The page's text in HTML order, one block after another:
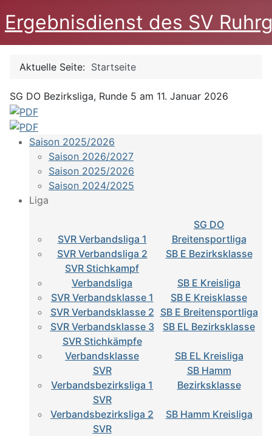
Ergebnisdienst des SV
Aktuelle Seite: Startseite
SG DO Bezirksliga, Runde 5 am 11. Januar 2026
Saison 2025/2026
Saison 2026/2027
Saison 2025/2026
Saison 2024/2025
Liga
SVR Verbandsliga 1
SG DO
Breitensportliga
SVR Verbandsliga 2
SB E Bezirksklasse
SVR Stichkampf
Verbandsliga
SB E Kreisliga
SVR Verbandsklasse 1
SB E Kreisklasse
SVR Verbandsklasse 2 SB E Breitensportliga
SVR Verbandsklasse 3
SB EL Bezirksklasse
SVR Stichkämpfe
Verbandsklasse
SB EL Kreisliga
SVR
Verbandsbezirksliga 1
SB Hamm
Bezirksklasse
SVR
Verbandsbezirksliga 2
SB Hamm Kreisliga
SVR